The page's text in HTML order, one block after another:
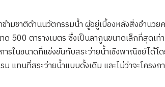
ามชาติด้านนวัตกรรมน้ำ ผู้อยู่เบื้องหลังสิ่งอำนวย
ด 500 ตารางเมตร ซึ่งเป็นลากูนขนาดเล็กที่สุดเ
ารในขนาดที่แข่งขันกับสระว่ายน้ำเชิงพาณิชย์ได้โ
แทนที่สระว่ายน้ำแบบดั้งเดิม และไม่ว่าจะโครง